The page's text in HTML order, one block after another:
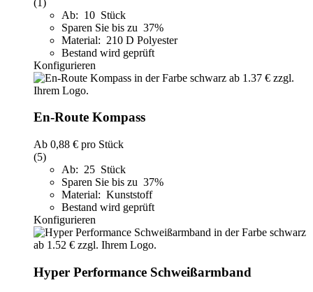
Ab: 10 Stück
Sparen Sie bis zu 37%
Material: 210 D Polyester
Bestand wird geprüft
Konfigurieren
En-Route Kompass
Ab 0,88 € pro Stück
(5)
Ab: 25 Stück
Sparen Sie bis zu 37%
Material: Kunststoff
Bestand wird geprüft
Konfigurieren
Hyper Performance Schweißarmband